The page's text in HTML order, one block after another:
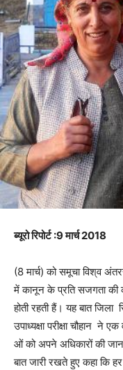
ब्यूरो रिपोर्ट :9 मार्च 2018
(8मार्च)को समूचा विश्व
में कानून के प्रति सजगता की
होती रहती हैं। यह बात जिला
उपाध्यक्षा परीक्षा चौहान ने एक
ओं को अपने अधिकारों की जान
बात जारी रखते हुए कहा कि हर